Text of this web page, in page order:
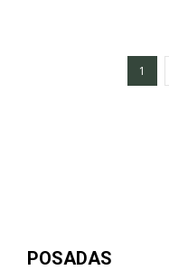
1
POSADAS